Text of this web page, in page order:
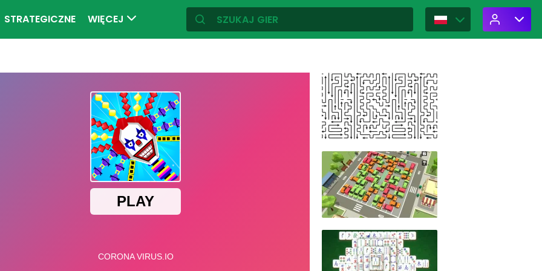
STRATEGICZNE WIĘCEJ